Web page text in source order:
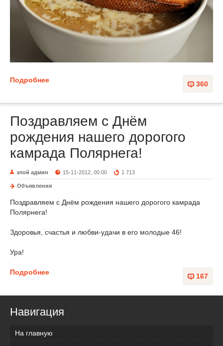
360
Подробнее
Поздравляем с Днём
рождения нашего дорогого
камрада Полярнега!
злой админ 15-11-2012, 00:00 1 713
Объявления
Поздравляем с Днём рождения нашего дорогого камрада
Полярнега!
Здоровья, счастья и любви-удачи в его молодые 46!
Ура!
167
Подробнее
Навигация
На главную